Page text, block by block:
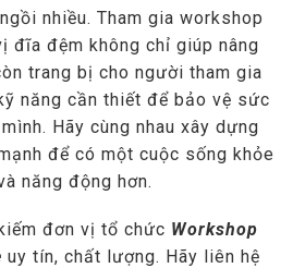
nhiều. Tham gia workshop
đĩa đệm không chỉ giúp nâng
trang bị cho người tham gia
năng cần thiết để bảo vệ sức
Hãy cùng nhau xây dựng
để có một cuộc sống khỏe
năng động hơn.
đơn vị tổ chức Workshop
uy tín, chất lượng. Hãy liên hệ